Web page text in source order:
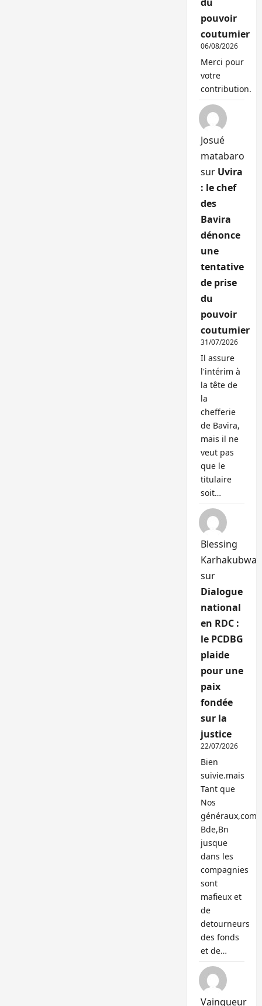
pouvoir
coutumier
06/08/2026
Merci pour
votre
contribution.
Josué
matabaro
sur Uvira
: le chef
des
Bavira
dénonce
une
tentative
de prise
du
pouvoir
coutumier
31/07/2026
Il assure
l'intérim à
la tête de
la
chefferie
de Bavira,
mais il ne
veut pas
que le
titulaire
soit…
Blessing
Karhakubwa
sur
Dialogue
national
en RDC :
le PCDBG
plaide
pour une
paix
fondée
sur la
justice
22/07/2026
Bien
suivie.mais
Tant que
Nos
généraux,com
Bde,Bn
jusque
dans les
compagnies
sont
mafieux et
de
detourneurs
des fonds
et de…
Vainqueur